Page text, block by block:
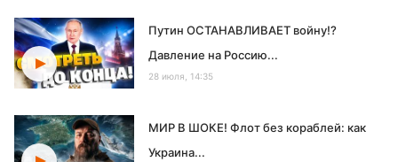
Путин ОСТАНАВЛИВАЕТ войну!?
Давление на Россию...
28 июля, 14:35
МИР В ШОКЕ! Флот без кораблей: как
Украина...